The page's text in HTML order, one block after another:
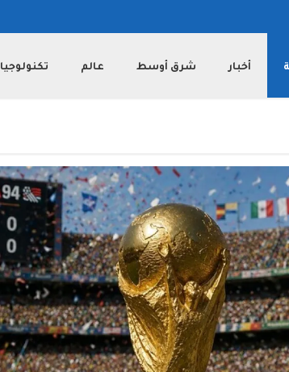
أخبار شرق أوسط عالم تكنولوجيا